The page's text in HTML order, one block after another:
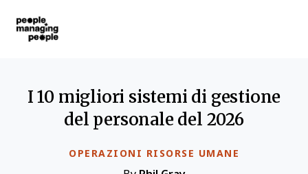
OPERAZIONI RISORSE UMANE
I 10 migliori sistemi di gestione
del personale del 2026